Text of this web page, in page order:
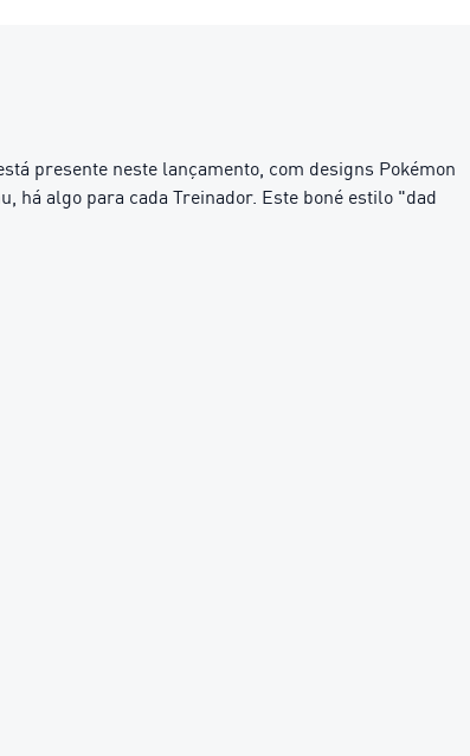
presente neste lançamento, com designs Pokémon
há algo para cada Treinador. Este boné estilo "dad